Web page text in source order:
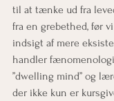
til at tænke ud fra
fra en grebethed, før
indsigt af mere
handler
”dwelling mind” og
der ikke kun er